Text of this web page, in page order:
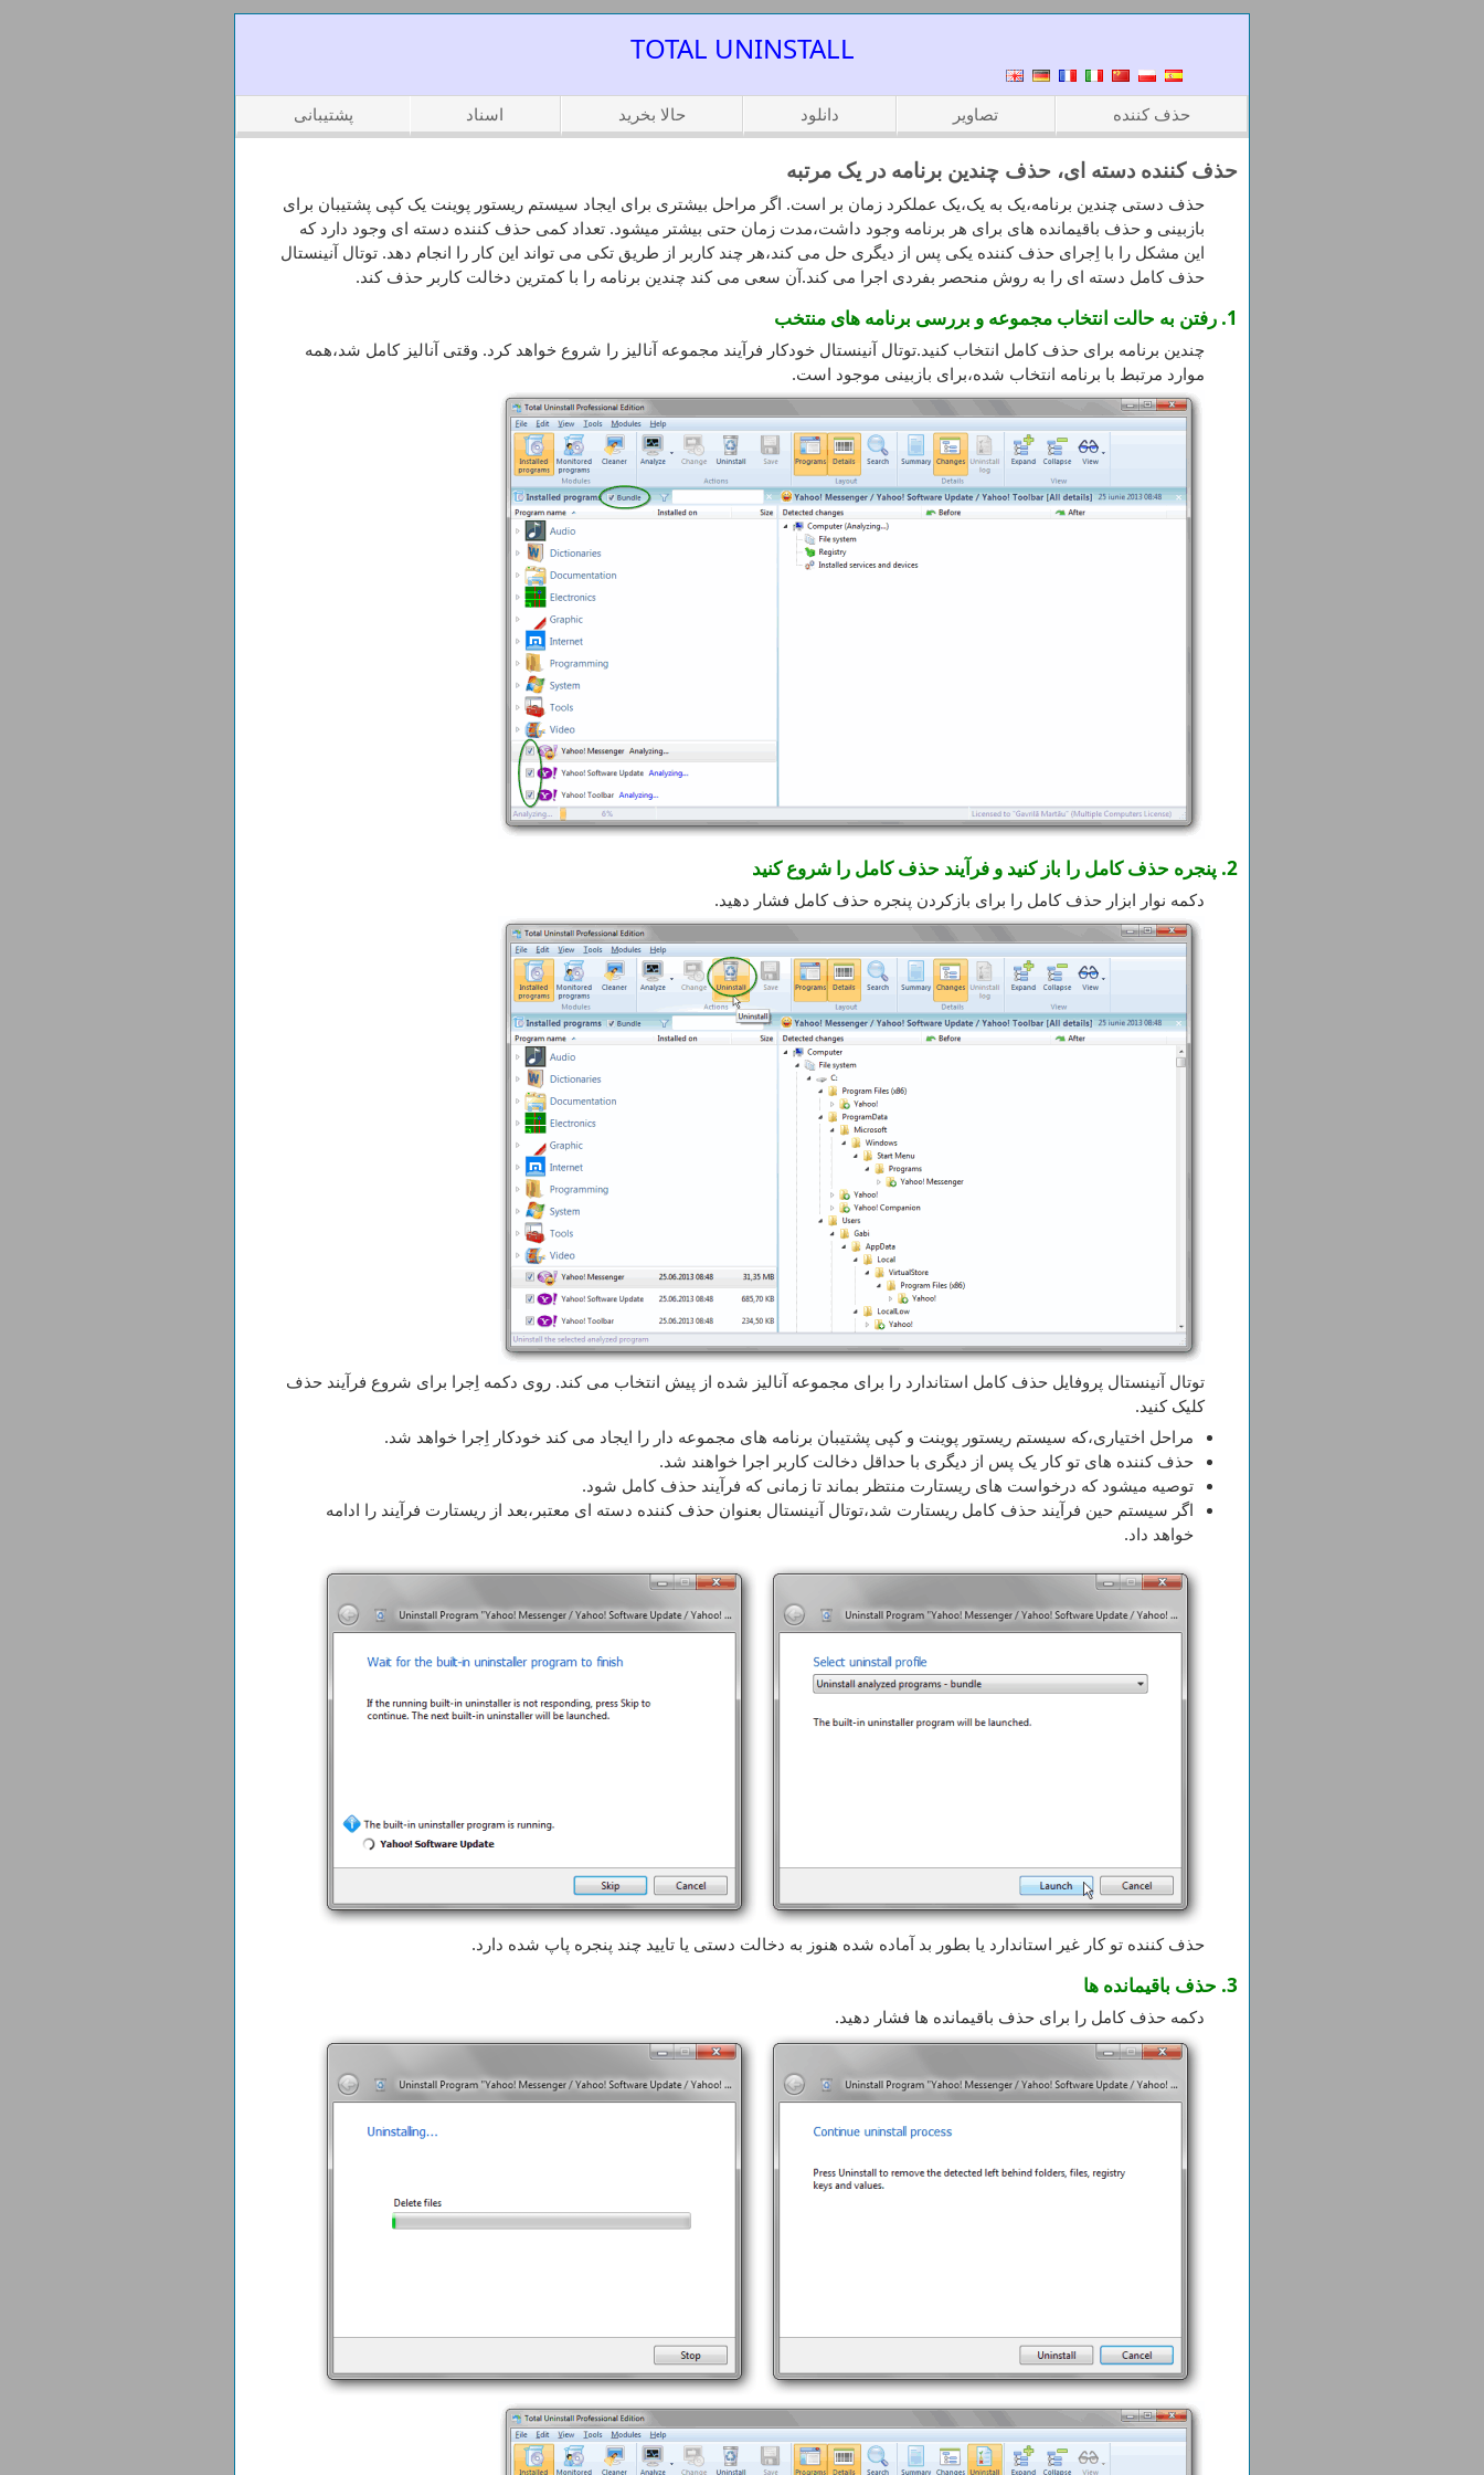
TOTAL UNINSTALL
حذف کننده تصاویر دانلود حالا بخرید اسناد پشتیبانی
حذف کننده دسته ای، حذف چندین برنامه در یک مرتبه
حذف دستی چندین برنامه،یک به یک،یک عملکرد زمان بر است. اگر مراحل بیشتری برای ایجاد سیستم ریستور پوینت یک کپی پشتیبان برای
بازبینی و حذف باقیمانده های برای هر برنامه وجود داشت،مدت زمان حتی بیشتر میشود. تعداد کمی حذف کننده دسته ای وجود دارد که
این مشکل را با اِجرای حذف کننده یکی پس از دیگری حل می کند،هر چند کاربر از طریق تکی می تواند این کار را انجام دهد. توتال آنینستال
حذف کامل دسته ای را به روش منحصر بفردی اجرا می کند.آن سعی می کند چندین برنامه را با کمترین دخالت کاربر حذف کند.
1. رفتن به حالت انتخاب مجموعه و بررسی برنامه های منتخب
چندین برنامه برای حذف کامل انتخاب کنید.توتال آنینستال خودکار فرآیند مجموعه آنالیز را شروع خواهد کرد. وقتی آنالیز کامل شد،همه
موارد مرتبط با برنامه انتخاب شده،برای بازبینی موجود است.
2. پنجره حذف کامل را باز کنید و فرآیند حذف کامل را شروع کنید
دکمه نوار ابزار حذف کامل را برای بازکردن پنجره حذف کامل فشار دهید.
توتال آنینستال پروفایل حذف کامل استاندارد را برای مجموعه آنالیز شده از پیش انتخاب می کند. روی دکمه اِجرا برای شروع فرآیند حذف
کلیک کنید.
مراحل اختیاری،که سیستم ریستور پوینت و کپی پشتیبان برنامه های مجموعه دار را ایجاد می کند خودکار اِجرا خواهد شد.
حذف کننده های تو کار یک پس از دیگری با حداقل دخالت کاربر اجرا خواهند شد.
توصیه میشود که درخواست های ریستارت منتظر بماند تا زمانی که فرآیند حذف کامل شود.
اگر سیستم حین فرآیند حذف کامل ریستارت شد،توتال آنینستال بعنوان حذف کننده دسته ای معتبر،بعد از ریستارت فرآیند را ادامه
خواهد داد.
حذف کننده تو کار غیر استاندارد یا بطور بد آماده شده هنوز به دخالت دستی یا تایید چند پنجره پاپ شده دارد.
3. حذف باقیمانده ها
دکمه حذف کامل را برای حذف باقیمانده ها فشار دهید.